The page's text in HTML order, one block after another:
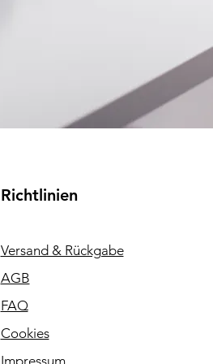
Richtlinien
Versand & Rückgabe
AGB
FAQ
Cookies
Impressum